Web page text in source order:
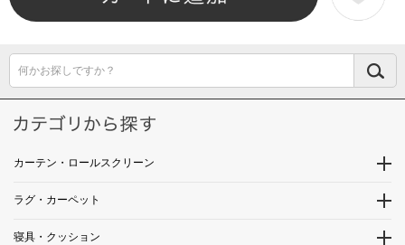
何かお探しですか？
カーテン・ロールスクリーン
ラグ・カーペット
寝具・クッション